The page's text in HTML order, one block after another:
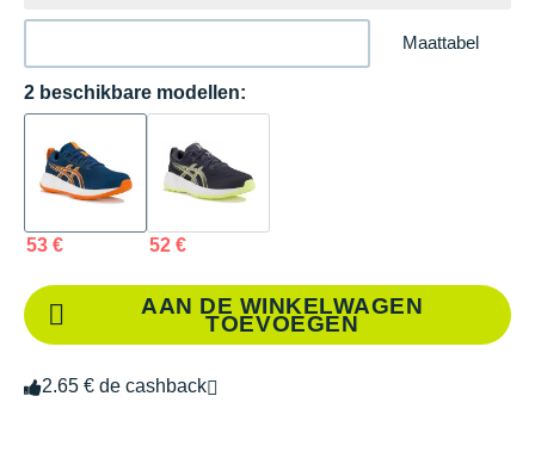
Maattabel
2 beschikbare modellen:
53 € 52 €
AAN DE WINKELWAGEN
TOEVOEGEN
2.65 € de cashback